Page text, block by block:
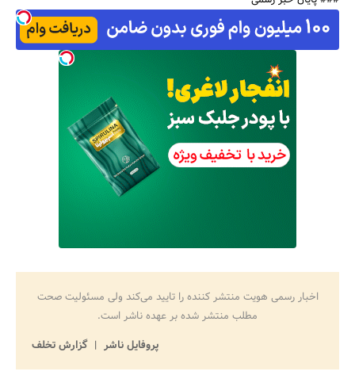
اخبار رسمی هویت منتشر کننده را تایید می‌کند ولی مسئولیت صحت
مطلب منتشر شده بر عهده ناشر است.
پروفایل ناشر
گزارش تخلف